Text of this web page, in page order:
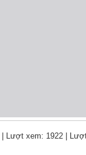
| Lượt xem: 1922 |